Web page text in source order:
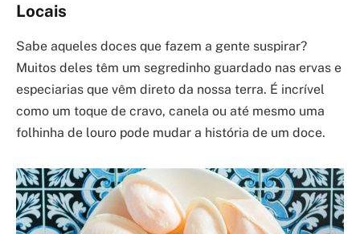
Locais
Sabe aqueles doces que fazem a gente suspirar?
Muitos deles têm um segredinho guardado nas ervas e
especiarias que vêm direto da nossa terra. É incrível
como um toque de cravo, canela ou até mesmo uma
folhinha de louro pode mudar a história de um doce.